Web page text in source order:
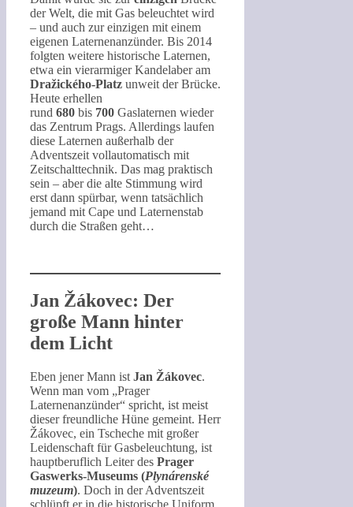
der Welt, die mit Gas beleuchtet wird
– und auch zur einzigen mit einem
eigenen Laternenanzünder. Bis 2014
folgten weitere historische Laternen,
etwa ein vierarmiger Kandelaber am
Dražického-Platz unweit der Brücke.
Heute erhellen
rund 680 bis 700 Gaslaternen wieder
das Zentrum Prags. Allerdings laufen
diese Laternen außerhalb der
Adventszeit vollautomatisch mit
Zeitschalttechnik. Das mag praktisch
sein – aber die alte Stimmung wird
erst dann spürbar, wenn tatsächlich
jemand mit Cape und Laternenstab
durch die Straßen geht…
Jan Žákovec: Der
große Mann hinter
dem Licht
Eben jener Mann ist Jan Žákovec.
Wenn man vom „Prager
Laternenanzünder“ spricht, ist meist
dieser freundliche Hüne gemeint. Herr
Žákovec, ein Tscheche mit großer
Leidenschaft für Gasbeleuchtung, ist
hauptberuflich Leiter des Prager
Gaswerks-Museums (Plynárenské
muzeum). Doch in der Adventszeit
schlüpft er in die historische Uniform